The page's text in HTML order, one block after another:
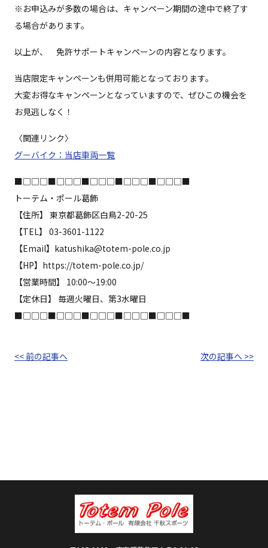
※お申込みが多数の場合は、キャンペーン期間の途中で終了す
る場合があります。
以上が、 免許サポートキャンペーンの内容となります。
当店限定キャンペーンも併用可能となっております。
大変お得なキャンペーンとなっていますので、ぜひこの機会を
お見逃しなく！
〈関連リンク〉
グーバイク：当店車両一覧
■□□□■□□□■□□□■□□□■□□□■
トーテム・ポール葛飾
【住所】 東京都葛飾区白鳥2-20-25
【TEL】 03-3601-1122
【Email】katushika@totem-pole.co.jp
【HP】https://totem-pole.co.jp/
【営業時間】 10:00～19:00
【定休日】 毎週火曜日、第3水曜日
■□□□■□□□■□□□■□□□■□□□■
<< 前の記事へ 次の記事へ >>